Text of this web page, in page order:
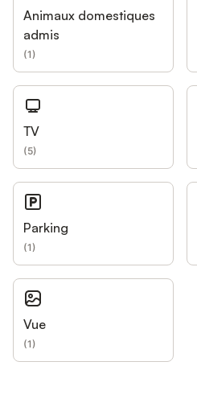
Animaux domestiques
admis
(1)
TV
(5)
Parking
(1)
Vue
(1)